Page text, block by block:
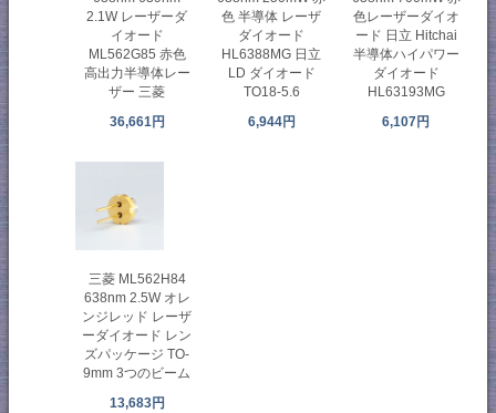
2.1W レーザーダ
イオード
ML562G85 赤色
高出力半導体レー
ザー 三菱
36,661円
色 半導体 レーザ
ダイオード
HL6388MG 日立
LD ダイオード
TO18-5.6
6,944円
色レーザーダイオ
ード 日立 Hitchai
半導体ハイパワー
ダイオード
HL63193MG
6,107円
三菱 ML562H84
638nm 2.5W オレ
ンジレッド レーザ
ーダイオード レン
ズパッケージ TO-
9mm 3つのビーム
13,683円